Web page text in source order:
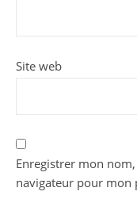
Site web
Enregistrer mon
navigateur pour mon